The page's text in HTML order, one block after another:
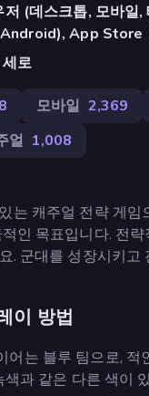
저 (데스크톱, 모바일
App Store
로
모바일 2,369
얼 1,008
는 캐주얼 전략 게
인 목표입니다. 전
. 군대를 성장시키
이 방법
어는 블루 팀으로,
과 같은 다른 색이